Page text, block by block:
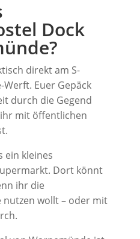
Dock
direkt am S-
Euer Gepäck
durch die Gegend
mit öffentlichen
ein kleines
Dort könnt
ihr die
nutzen wollt – oder mit